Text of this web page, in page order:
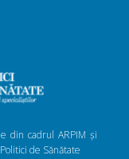
din cadrul ARPIM și
de Sănătate